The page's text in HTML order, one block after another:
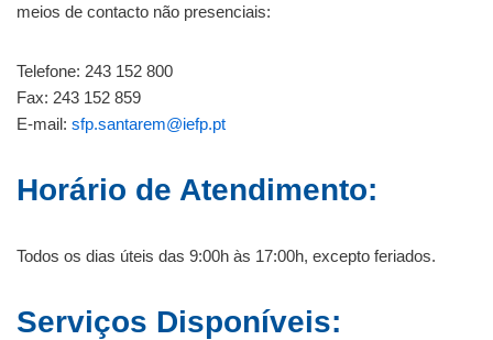
meios de contacto não presenciais:
Telefone: 243 152 800
Fax: 243 152 859
E-mail: sfp.santarem@iefp.pt
Horário de Atendimento:
Todos os dias úteis das 9:00h às 17:00h, excepto feriados.
Serviços Disponíveis: